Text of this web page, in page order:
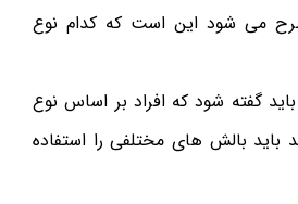
می شود این است که کدام نوع
گفته شود که افراد بر اساس نوع
باید بالش های مختلفی را استفاده